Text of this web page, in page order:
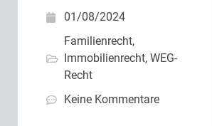
01/08/2024
Familienrecht,
Immobilienrecht, WEG-
Recht
Keine Kommentare